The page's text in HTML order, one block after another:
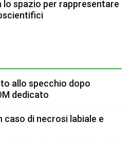
lo spazio per rappresentare
allo specchio dopo
dedicato
caso di necrosi labiale e